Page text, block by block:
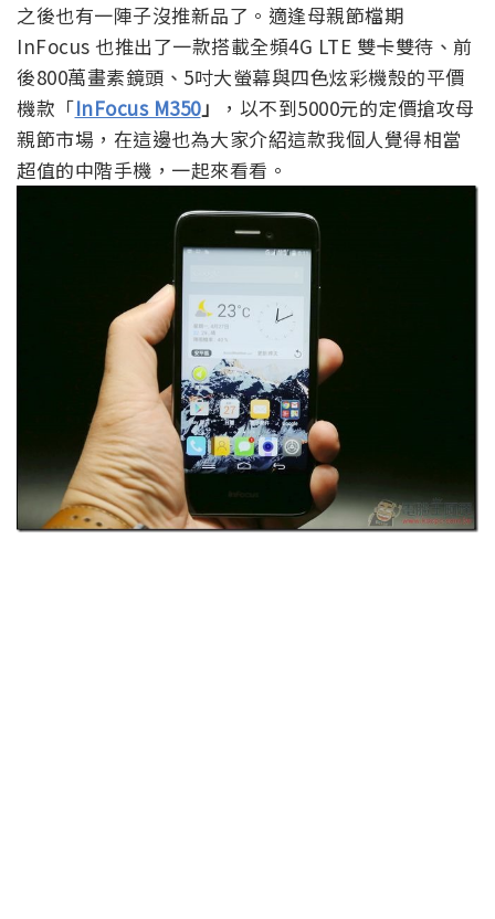
之後也有一陣子沒推新品了。適逢母親節檔期
InFocus 也推出了一款搭載全頻4G LTE 雙卡雙待、前
後800萬畫素鏡頭、5吋大螢幕與四色炫彩機殼的平價
機款「InFocus M350」
，以不到5000元的定價搶攻母
親節市場，在這邊也為大家介紹這款我個人覺得相當
超值的中階手機，一起來看看。